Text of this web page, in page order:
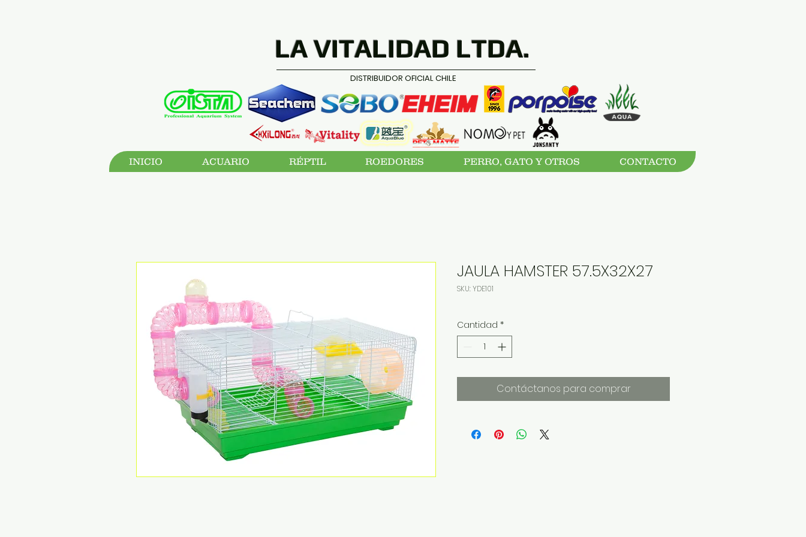
LA VITALIDAD LTDA.
DISTRIBUIDOR OFICIAL CHILE
INICIO ACUARIO RÉPTIL ROEDORES PERRO, GATO Y OTROS CONTACTO
JAULA HAMSTER 57.5X32X27
SKU: YDE101
Cantidad *
Contáctanos para comprar